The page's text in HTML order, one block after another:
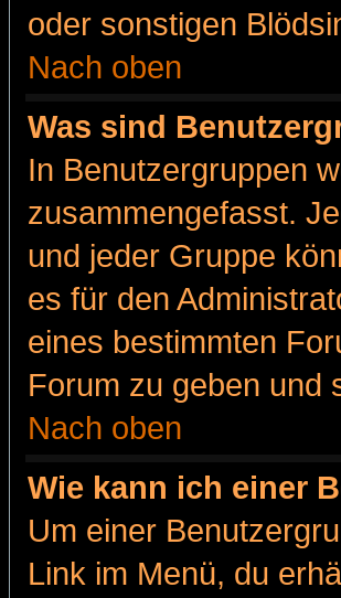
oder sonstigen
Nach oben
Was sind
In Benutzergruppen
zusammengefasst.
und jeder Gruppe
es für den
eines bestimmten
Forum zu geben und
Nach oben
Wie kann ich einer
Um einer
Link im Menü, du